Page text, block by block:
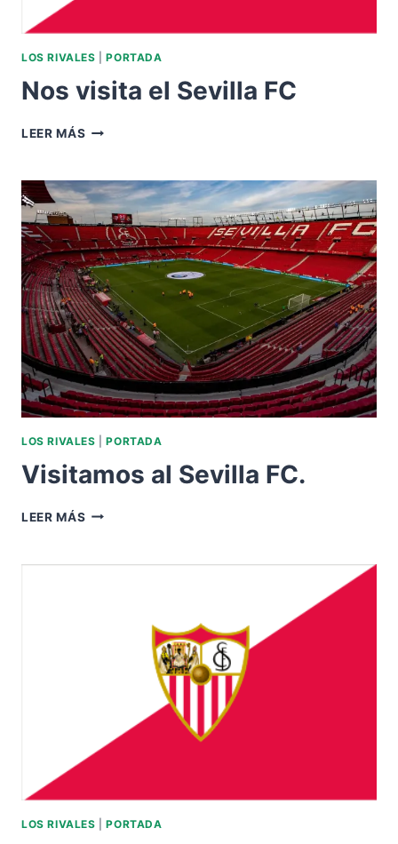
LOS RIVALES |PORTADA
Nos visita el Sevilla FC
LEER MÁS NOS
SEVILLA
FC
LOS RIVALES |PORTADA
Visitamos al Sevilla FC.
LEER MÁS VISITAMOS
FC.
LOS RIVALES |PORTADA